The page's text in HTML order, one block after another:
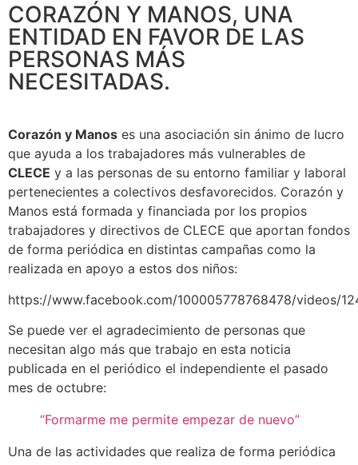
CORAZÓN Y MANOS, UNA
ENTIDAD EN FAVOR DE LAS
PERSONAS MÁS
NECESITADAS.
Corazón y Manos es una asociación sin ánimo de lucro
que ayuda a los trabajadores más vulnerables de
CLECE y a las personas de su entorno familiar y laboral
pertenecientes a colectivos desfavorecidos. Corazón y
Manos está formada y financiada por los propios
trabajadores y directivos de CLECE que aportan fondos
de forma periódica en distintas campañas como la
realizada en apoyo a estos dos niños:
https://www.facebook.com/100005778768478/videos/
Se puede ver el agradecimiento de personas que
necesitan algo más que trabajo en esta noticia
publicada en el periódico el independiente el pasado
mes de octubre:
“Formarme me permite empezar de nuevo”
Una de las actividades que realiza de forma periódica